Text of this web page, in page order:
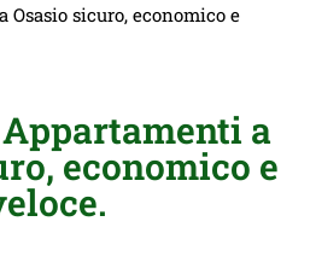
Osasio sicuro, economico e
a
economico e